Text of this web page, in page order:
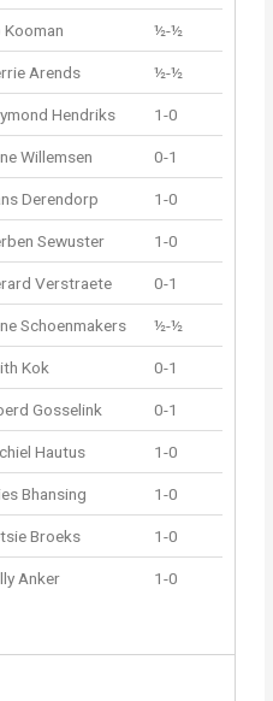
Kooman ½-½
Arends ½-½
Hendriks 1-0
Willemsen 0-1
Derendorp 1-0
Sewuster 1-0
Verstraete 0-1
Schoenmakers ½-½
Kok 0-1
Gosselink 0-1
Hautus 1-0
Bhansing 1-0
Broeks 1-0
Anker 1-0